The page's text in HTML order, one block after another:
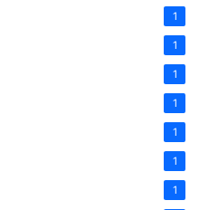
1
1
1
1
1
1
1